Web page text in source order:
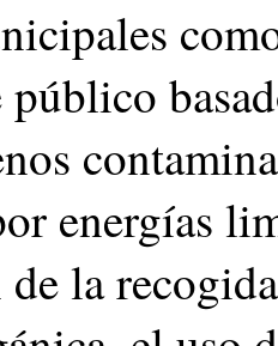
energías
la